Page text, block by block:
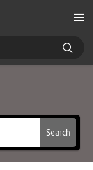
Search